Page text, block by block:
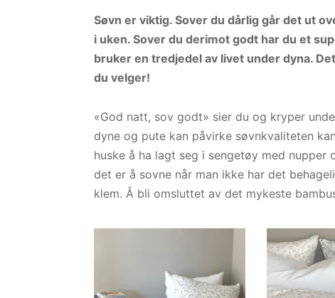
Søvn er viktig. Sover du dårlig går det ut
i uken. Sover du derimot godt har du et
bruker en tredjedel av livet under dyna.
du velger!
«God natt, sov godt» sier du og kryper
dyne og pute kan påvirke søvnkvaliteten
huske å ha lagt seg i sengetøy med
det er å sovne når man ikke har det
klem. Å bli omsluttet av det mykeste